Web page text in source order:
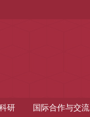
研 国际合作与交流